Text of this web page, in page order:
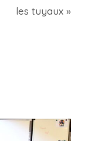
les tuyaux »